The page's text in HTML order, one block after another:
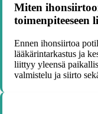
Miten
toimenpiteeseen
Ennen ihonsiirtoa
lääkärintarkastus ja
liittyy yleensä
valmistelu ja siirto